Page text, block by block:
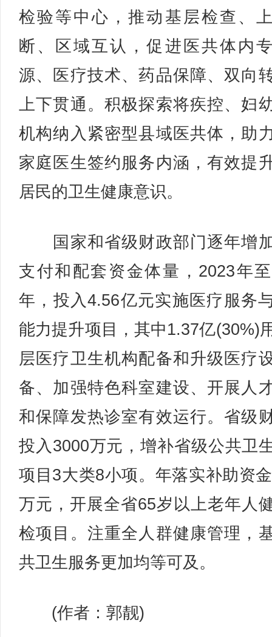
检验等中心，推动基层检查、
断、区域互认，促进医共体内
源、医疗技术、药品保障、双向
上下贯通。积极探索将疾控、妇
机构纳入紧密型县域医共体，助
家庭医生签约服务内涵，有效提
居民的卫生健康意识。
国家和省级财政部门逐年增
支付和配套资金体量，2023年
年，投入4.56亿元实施医疗服务
能力提升项目，其中1.37亿(30%)
层医疗卫生机构配备和升级医疗
备、加强特色科室建设、开展人
和保障发热诊室有效运行。省级
投入3000万元，增补省级公共卫
项目3大类8小项。年落实补助资
万元，开展全省65岁以上老年人
检项目。注重全人群健康管理，
共卫生服务更加均等可及。
(作者：郭靓)